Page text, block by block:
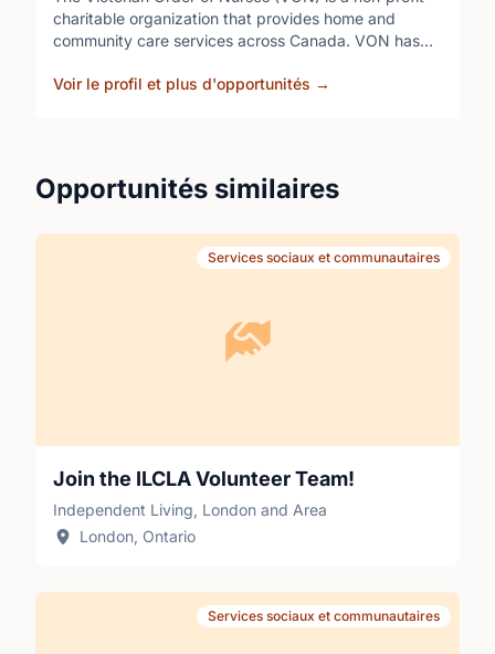
charitable organization that provides home and
community care services across Canada. VON has
services since its founding in 1897, supporting people
Nova Scotia, focusing on compassionate, accessible
care for those who need it most.
Voir le profil et plus d'opportunités →
Opportunités similaires
Services sociaux et communautaires
Join the ILCLA Volunteer Team!
Independent Living, London and Area
London, Ontario
Services sociaux et communautaires